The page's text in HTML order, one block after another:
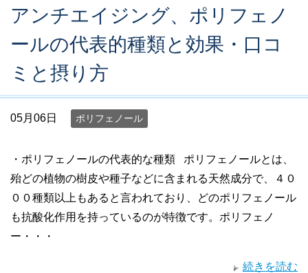
アンチエイジング、ポリフェノ
ールの代表的種類と効果・口コ
ミと摂り方
05月06日 ポリフェノール
・ポリフェノールの代表的な種類 ポリフェノールとは、
殆どの植物の樹皮や種子などに含まれる天然成分で、４０
００種類以上もあると言われており、どのポリフェノール
も抗酸化作用を持っているのが特徴です。ポリフェノ
ー・・・
続きを読む